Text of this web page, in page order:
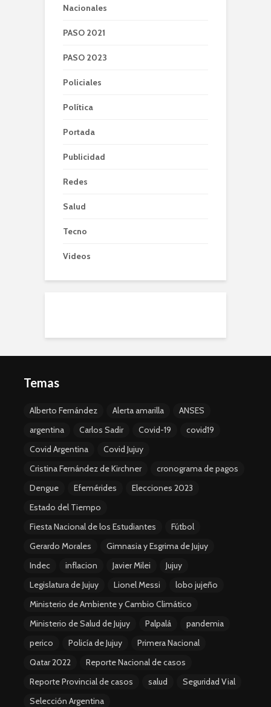
Nacionales
PASO 2021
PASO 2023
Policiales
Política
Portada
Publicidad
Redes
Salud
Tecno
Videos
Temas
Alberto Fernández Alerta amarilla
ANSES
argentina
Carlos Sadir Covid-19
covid19
Covid Argentina
Covid Jujuy
Cristina Fernández de Kirchner
cronograma de pagos
Dengue
Efemérides
Elecciones 2023
Estado del Tiempo
Fiesta Nacional de los Estudiantes
Fútbol
Gerardo Morales
Gimnasia y Esgrima de Jujuy
Indec
inflacion Javier Milei
Jujuy
Legislatura de Jujuy
Lionel Messi
lobo jujeño
Ministerio de Ambiente y Cambio Climático
Ministerio de Salud de Jujuy
Palpalá
pandemia
perico
Policía de Jujuy
Primera Nacional
Qatar 2022
Reporte Nacional de casos
Reporte Provincial de casos
salud
Seguridad Vial
Selección Argentina